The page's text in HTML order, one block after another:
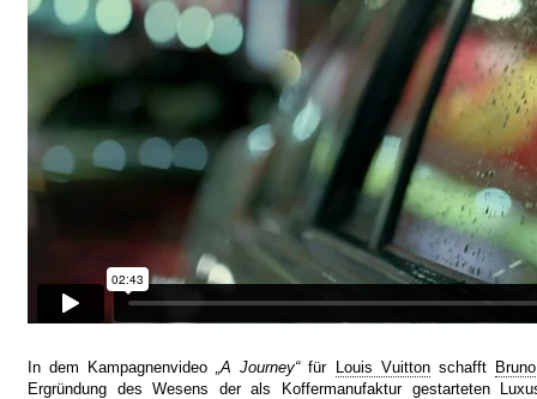
In dem Kampagnenvideo„A Journey“für Louis Vuittonschafft
Ergründung des Wesens der als Koffermanufaktur gestarteten